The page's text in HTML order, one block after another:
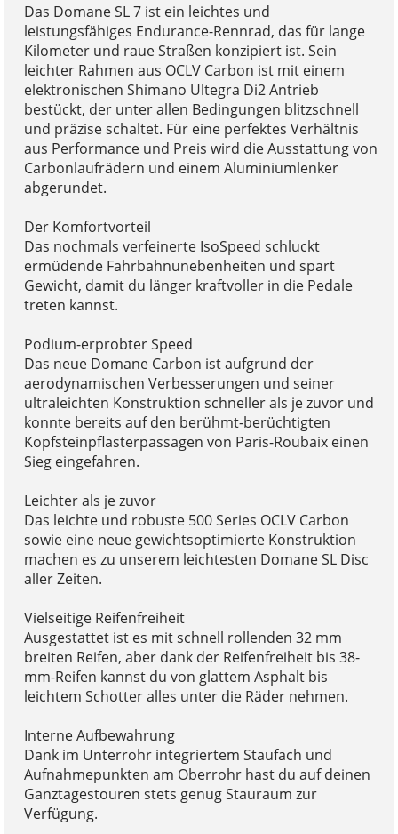
Das Domane SL 7 ist ein leichtes und
leistungsfähiges Endurance-Rennrad, das für lange
Kilometer und raue Straßen konzipiert ist. Sein
leichter Rahmen aus OCLV Carbon ist mit einem
elektronischen Shimano Ultegra Di2 Antrieb
bestückt, der unter allen Bedingungen blitzschnell
und präzise schaltet. Für eine perfektes Verhältnis
aus Performance und Preis wird die Ausstattung von
Carbonlaufrädern und einem Aluminiumlenker
abgerundet.
Der Komfortvorteil
Das nochmals verfeinerte IsoSpeed schluckt
ermüdende Fahrbahnunebenheiten und spart
Gewicht, damit du länger kraftvoller in die Pedale
treten kannst.
Podium-erprobter Speed
Das neue Domane Carbon ist aufgrund der
aerodynamischen Verbesserungen und seiner
ultraleichten Konstruktion schneller als je zuvor und
konnte bereits auf den berühmt-berüchtigten
Kopfsteinpflasterpassagen von Paris-Roubaix einen
Sieg eingefahren.
Leichter als je zuvor
Das leichte und robuste 500 Series OCLV Carbon
sowie eine neue gewichtsoptimierte Konstruktion
machen es zu unserem leichtesten Domane SL Disc
aller Zeiten.
Vielseitige Reifenfreiheit
Ausgestattet ist es mit schnell rollenden 32 mm
breiten Reifen, aber dank der Reifenfreiheit bis 38-
mm-Reifen kannst du von glattem Asphalt bis
leichtem Schotter alles unter die Räder nehmen.
Interne Aufbewahrung
Dank im Unterrohr integriertem Staufach und
Aufnahmepunkten am Oberrohr hast du auf deinen
Ganztagestouren stets genug Stauraum zur
Verfügung.